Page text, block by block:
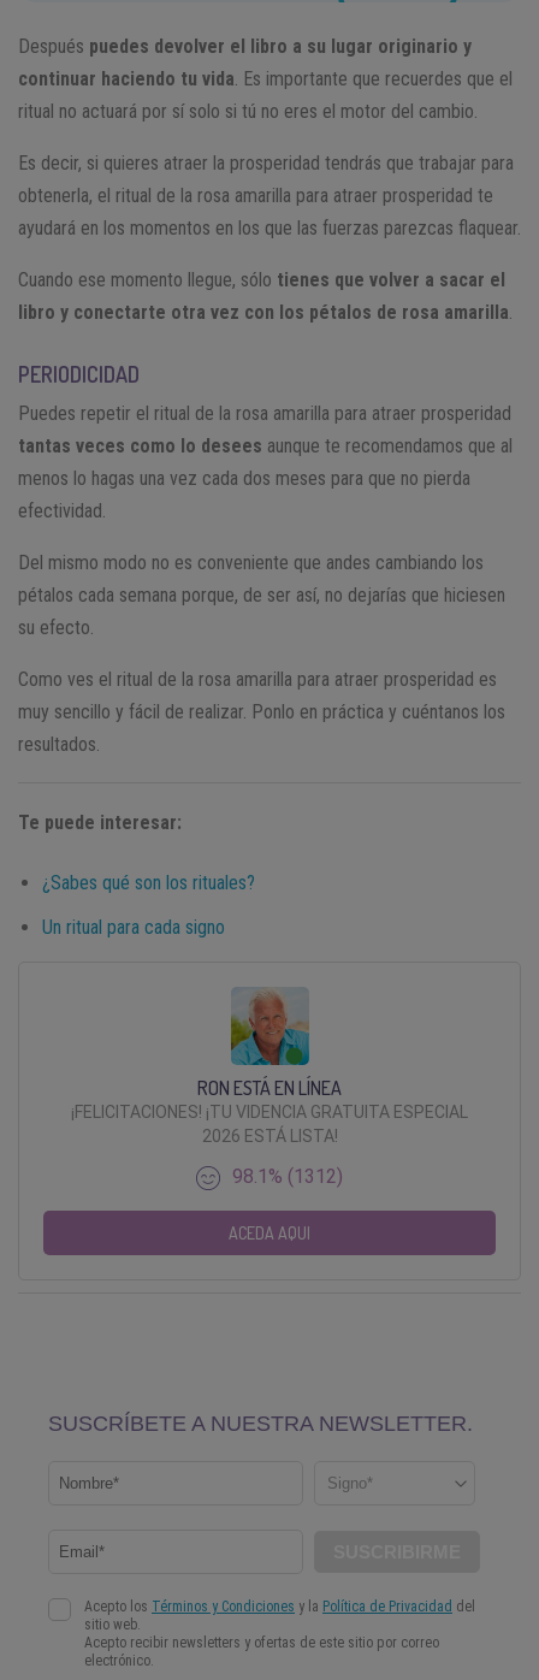
Después puedes devolver el libro a su lugar originario y
continuar haciendo tu vida. Es importante que recuerdes que el
ritual no actuará por sí solo si tú no eres el motor del cambio.
Es decir, si quieres atraer la prosperidad tendrás que trabajar para
obtenerla, el ritual de la rosa amarilla para atraer prosperidad te
ayudará en los momentos en los que las fuerzas parezcas flaquear.
Cuando ese momento llegue, sólo tienes que volver a sacar el
libro y conectarte otra vez con los pétalos de rosa amarilla.
PERIODICIDAD
Puedes repetir el ritual de la rosa amarilla para atraer prosperidad
tantas veces como lo desees aunque te recomendamos que al
menos lo hagas una vez cada dos meses para que no pierda
efectividad.
Del mismo modo no es conveniente que andes cambiando los
pétalos cada semana porque, de ser así, no dejarías que hiciesen
su efecto.
Como ves el ritual de la rosa amarilla para atraer prosperidad es
muy sencillo y fácil de realizar. Ponlo en práctica y cuéntanos los
resultados.
Te puede interesar:
¿Sabes qué son los rituales?
Un ritual para cada signo
RON ESTÁ EN LÍNEA
¡FELICITACIONES! ¡TU VIDENCIA GRATUITA ESPECIAL
2026 ESTÁ LISTA!
98.1% (1312)
ACEDA AQUI